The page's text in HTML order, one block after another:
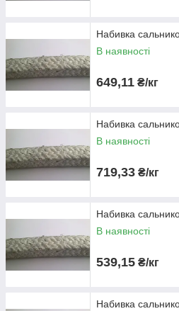
Набивка
В наявності
649,11 ₴/кг
Набивка
В наявності
719,33 ₴/кг
Набивка
В наявності
539,15 ₴/кг
Набивка